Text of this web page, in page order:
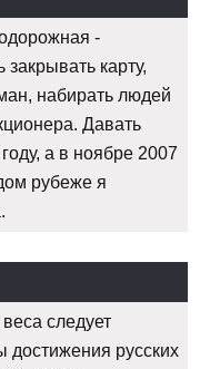
-
карту,
набирать людей
Давать
а в ноябре 2007
рубеже я
следует
достижения русских